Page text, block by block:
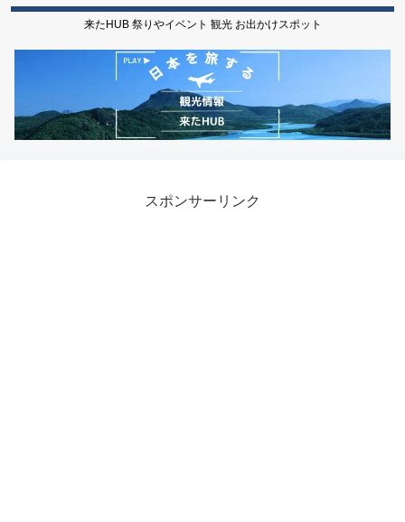
来たHUB 祭りやイベント 観光 お出かけスポット
スポンサーリンク